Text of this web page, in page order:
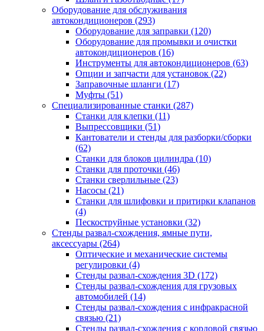
Оборудование для обслуживания
автокондиционеров (293)
Оборудование для заправки (120)
Оборудование для промывки и очистки
автокондиционеров (16)
Инструменты для автокондиционеров (63)
Опции и запчасти для установок (22)
Заправочные шланги (17)
Муфты (51)
Специализированные станки (287)
Станки для клепки (11)
Выпрессовщики (51)
Кантователи и стенды для разборки/сборки
(62)
Станки для блоков цилиндра (10)
Станки для проточки (46)
Станки сверлильные (23)
Насосы (21)
Станки для шлифовки и притирки клапанов
(4)
Пескоструйные установки (32)
Стенды развал-схождения, ямные пути,
аксессуары (264)
Оптические и механические системы
регулировки (4)
Стенды развал-схождения 3D (172)
Стенды развал-схождения для грузовых
автомобилей (14)
Стенды развал-схождения с инфракрасной
связью (21)
Стенды развал-схождения с кордовой связью